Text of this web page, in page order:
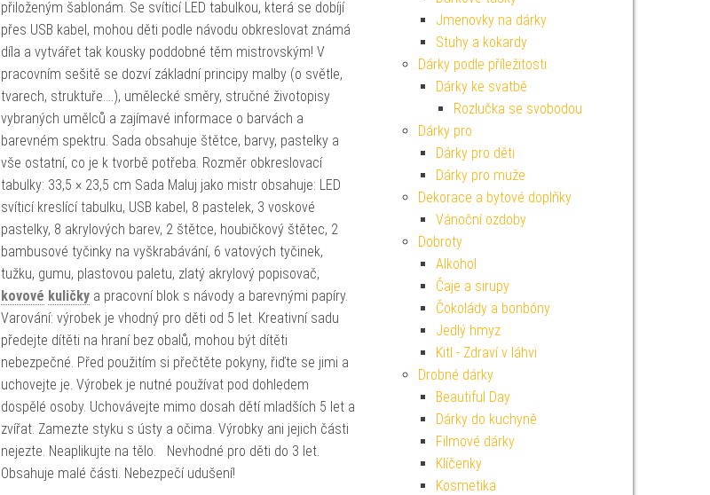
přiloženým šablonám. Se svíticí LED tabulkou, která se dobíjí
přes USB kabel, mohou děti podle návodu obkreslovat známá
díla a vytvářet tak kousky poddobné těm mistrovským! V
pracovním sešitě se dozví základní principy malby (o světle,
tvarech, struktuře….), umělecké směry, stručné životopisy
vybraných umělců a zajímavé informace o barvách a
barevném spektru. Sada obsahuje štětce, barvy, pastelky a
vše ostatní, co je k tvorbě potřeba. Rozměr obkreslovací
tabulky: 33,5 × 23,5 cm Sada Maluj jako mistr obsahuje: LED
svíticí kreslící tabulku, USB kabel, 8 pastelek, 3 voskové
pastelky, 8 akrylových barev, 2 štětce, houbičkový štětec, 2
bambusové tyčinky na vyškrabávání, 6 vatových tyčinek,
tužku, gumu, plastovou paletu, zlatý akrylový popisovač,
kovové kuličkya pracovní blok s návody a barevnými papíry.
Varování: výrobek je vhodný pro děti od 5 let. Kreativní sadu
předejte dítěti na hraní bez obalů, mohou být dítěti
nebezpečné. Před použitím si přečtěte pokyny, řiďte se jimi a
uchovejte je. Výrobek je nutné používat pod dohledem
dospělé osoby. Uchovávejte mimo dosah dětí mladších 5 let a
zvířat. Zamezte styku s ústy a očima. Výrobky ani jejich části
nejezte. Neaplikujte na tělo. Nevhodné pro děti do 3 let.
Obsahuje malé části. Nebezpečí udušení!
Jmenovky na dárky
Stuhy a kokardy
Dárky podle příležitosti
Dárky ke svatbě
Rozlučka se svobodou
Dárky pro
Dárky pro děti
Dárky pro muže
Dekorace a bytové doplňky
Vánoční ozdoby
Dobroty
Alkohol
Čaje a sirupy
Čokolády a bonbóny
Jedlý hmyz
Kitl - Zdraví v láhvi
Drobné dárky
Beautiful Day
Dárky do kuchyně
Filmové dárky
Klíčenky
Kosmetika